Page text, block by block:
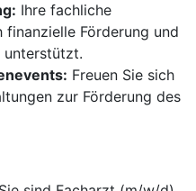
Ihre fachliche
Förderung und
unterstützt.
Freuen Sie sich
zur Förderung des